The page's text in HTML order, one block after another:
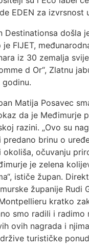
EDEN za izvrsnost
Destinationsa došla
FIJET,
iz 30 zemalja
d Or“, Zlatnu
godinu.
Matija Posavec
da je Međimurje
razini. „Ovo su
predano brinu o
okoliša, očuvanju
je zelena
ističe župan.
županije Rudi
kratko
smo radili i radimo
ovih nagrada i
turističke